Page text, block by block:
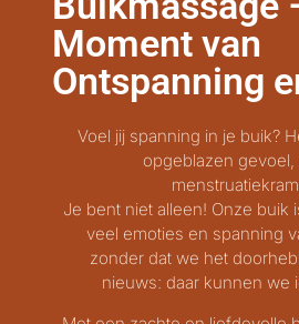
Moment van
Ontspanning
Voel jij spanning in je buik?
opgeblazen
Je bent niet alleen! Onze buik
veel emoties en spanning
zonder dat we het
nieuws: daar kunnen we